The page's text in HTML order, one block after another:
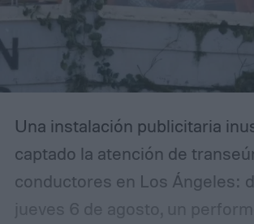
Una instalación publicitaria
captado la atención de
conductores en Los Ángeles:
jueves 6 de agosto, un